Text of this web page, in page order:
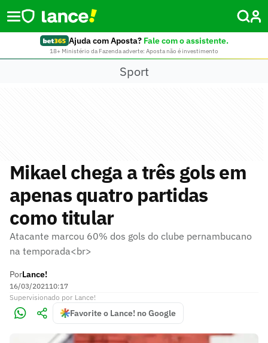
Ajuda com Aposta? Fale com o assistente.
18+ Ministério da Fazenda adverte: Aposta não é investimento
Sport
Mikael chega a três gols em
apenas quatro partidas
como titular
Atacante marcou 60% dos gols do clube pernambucano
na temporada<br>
PorLance!
16/03/202110:17
Supervisionado por Lance!
Favorite o Lance! no Google